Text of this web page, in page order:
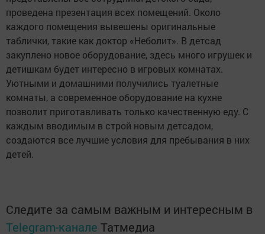
проведена презентация всех помещений. Около
каждого помещения вывешены оригинальные
таблички, такие как доктор «Неболит». В детсад
закуплено новое оборудование, здесь много игрушек и
детишкам будет интересно в игровых комнатах.
Уютными и домашними получились туалетные
комнаты, а современное оборудование на кухне
позволит приготавливать только качественную еду. С
каждым вводимым в строй новым детсадом,
создаются все лучшие условия для пребывания в них
детей.
Следите за самым важным и интересным в
Telegram-канале Татмедиа